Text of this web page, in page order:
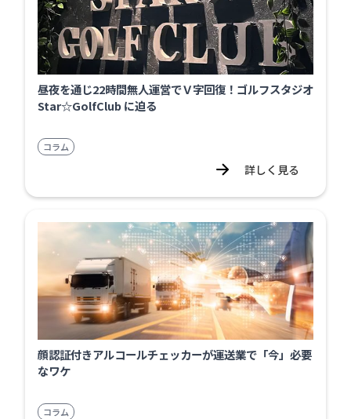
昼夜を通じ22時間無人運営でＶ字回復！ゴルフスタジオ
Star☆GolfClub に迫る
コラム
詳しく見る
顔認証付きアルコールチェッカーが運送業で「今」必要
なワケ
コラム